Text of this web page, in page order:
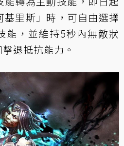
里斯」時，可自由選擇
能，並維持5秒內無敵狀
退抵抗能力。